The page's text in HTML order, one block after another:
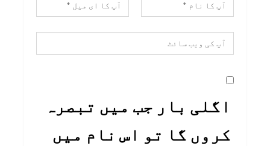
اگلی بار جب میں تبصرہ
کروں گا تو اس نام میں